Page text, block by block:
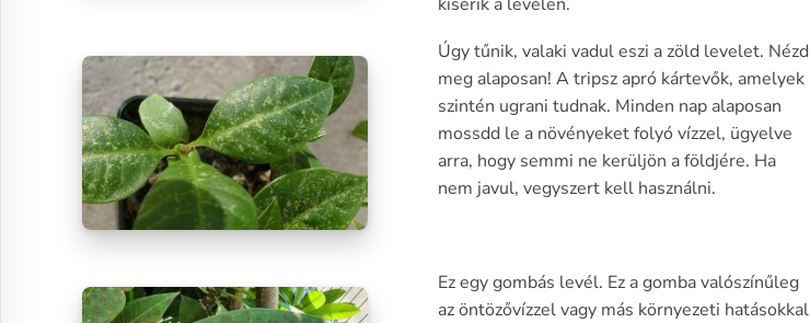
Úgy tűnik, valaki vadul eszi a zöld levelet. Nézd
meg alaposan! A tripsz apró kártevők, amelyek
szintén ugrani tudnak. Minden nap alaposan
mossdd le a növényeket folyó vízzel, ügyelve
arra, hogy semmi ne kerüljön a földjére. Ha
nem javul, vegyszert kell használni.
Ez egy gombás levél. Ez a gomba valószínűleg
az öntözővízzel vagy más környezeti hatásokkal